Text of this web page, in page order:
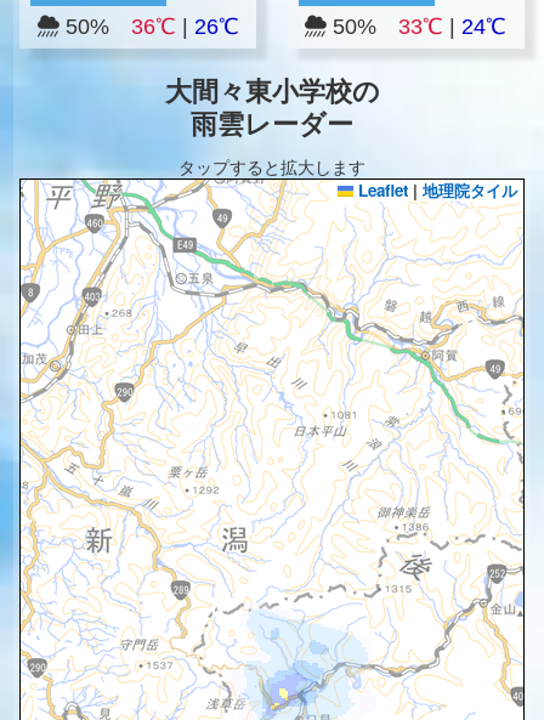
50% 36℃ 26℃ 50% 33℃ |24℃
大間々東小学校の
雨雲レーダー
タップすると拡大します
Leaflet | 地理院タイル